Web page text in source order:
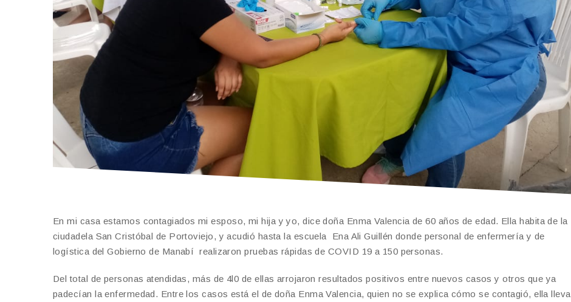
En mi casa estamos contagiados mi esposo, mi hija y yo, dice doña Enma Valencia de 60 años de edad. Ella habita de la
ciudadela San Cristóbal de Portoviejo, y acudió hasta la escuela Ena Ali Guillén donde personal de enfermería y de
logística del Gobierno de Manabí realizaron pruebas rápidas de COVID 19 a 150 personas.
Del total de personas atendidas, más de 4l0 de ellas arrojaron resultados positivos entre nuevos casos y otros que ya
padecían la enfermedad. Entre los casos está el de doña Enma Valencia, quien no se explica cómo se contagió, ella lleva